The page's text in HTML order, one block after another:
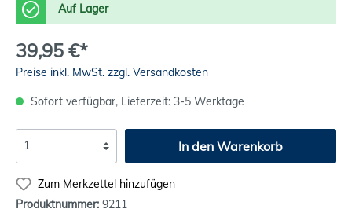
Auf Lager
39,95 €*
Preise inkl. MwSt. zzgl. Versandkosten
Sofort verfügbar, Lieferzeit: 3-5 Werktage
In den Warenkorb
Zum Merkzettel hinzufügen
Produktnummer: 9211